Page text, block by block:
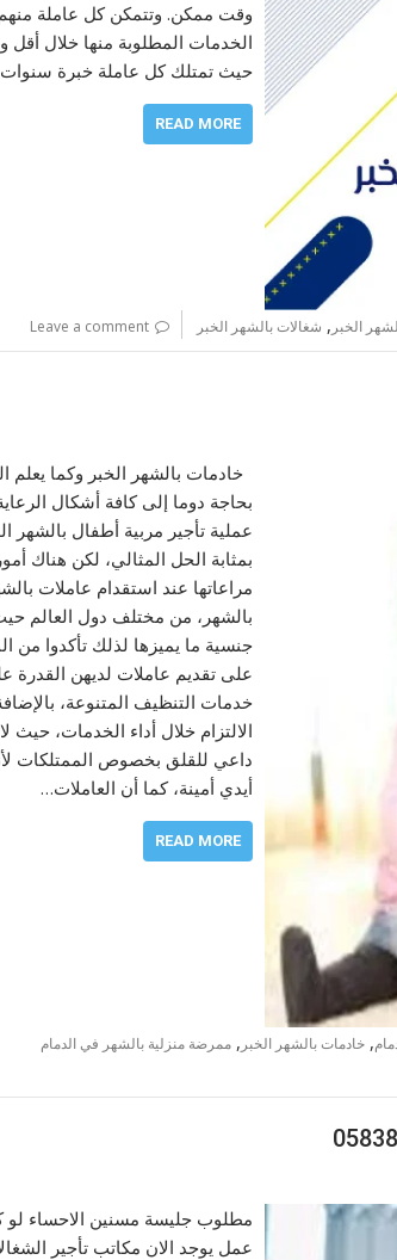
وقت ممكن. وتتمكن كل عاملة
الخدمات المطلوبة منها خلال
حيث تمتلك كل عاملة خبرة
READ MORE
الخبر , شغالات بالشهر الخبر Leave a comment
خادمات بالشهر الخبر وكما يعلم
بحاجة دوما إلى كافة أشكال
عملية تأجير مربية أطفال بالشهر
بمثابة الحل المثالي، لكن هناك
مراعاتها عند استقدام عاملات
بالشهر، من مختلف دول العالم
جنسية ما يميزها لذلك تأكدوا من
على تقديم عاملات لديهن القدرة
خدمات التنظيف المتنوعة،
الالتزام خلال أداء الخدمات، حيث
داعي للقلق بخصوص الممتلكات
أيدي أمينة، كما أن العاملات…
READ MORE
, خادمات بالشهر الخبر , ممرضة منزلية بالشهر في الدمام
مطلوب جليسة مسنين الاحساء
عمل يوجد الان مكاتب تأجير